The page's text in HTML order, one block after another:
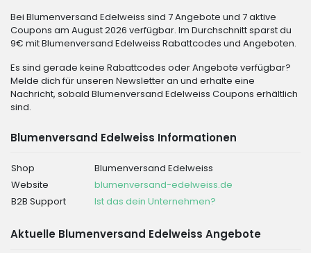
Bei Blumenversand Edelweiss sind 7 Angebote und 7 aktive
Coupons am August 2026 verfügbar. Im Durchschnitt sparst du
9€ mit Blumenversand Edelweiss Rabattcodes und Angeboten.
Es sind gerade keine Rabattcodes oder Angebote verfügbar?
Melde dich für unseren Newsletter an und erhalte eine
Nachricht, sobald Blumenversand Edelweiss Coupons erhältlich
sind.
Blumenversand Edelweiss Informationen
Shop
Blumenversand Edelweiss
Website
blumenversand-edelweiss.de
B2B Support
Ist das dein Unternehmen?
Aktuelle Blumenversand Edelweiss Angebote